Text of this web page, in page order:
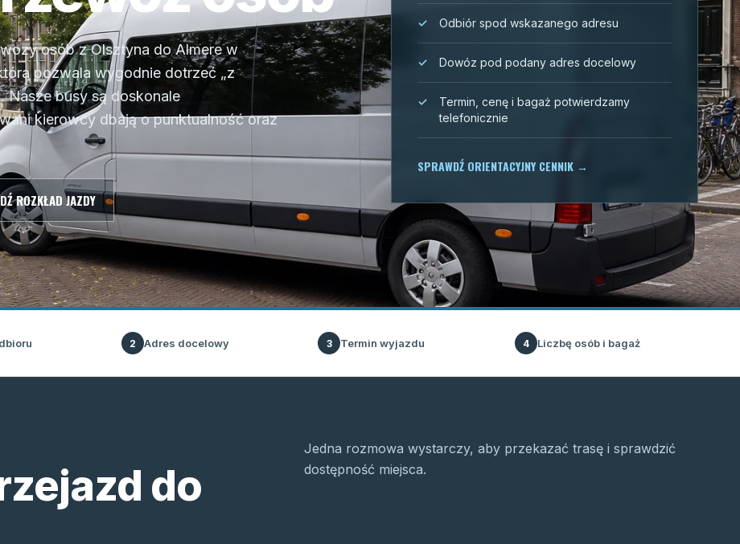
osób z Olsztyna do Almere w
pozwala wygodnie dotrzeć „z
Nasze busy są doskonale
kierowcy dbają o punktualność oraz
ROZKŁAD JAZDY
Odbiór spod wskazanego adresu
Dowóz pod podany adres docelowy
Termin, cenę i bagaż potwierdzamy
telefonicznie
SPRAWDŹ ORIENTACYJNY CENNIK →
2 Adres docelowy 3 Termin wyjazdu 4 Liczbę osób i bagaż
do
Jedna rozmowa wystarczy, aby przekazać trasę i sprawdzić
dostępność miejsca.